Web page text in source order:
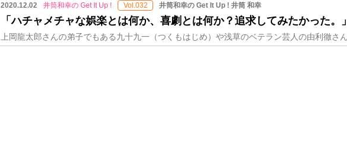
2020.12.02 井筒和幸の Get It Up ! Vol.032 井筒和幸の Get It Up ! 井筒 和幸
「ハチャメチャな娯楽とは何か、喜劇とは何か？追求してみたかった。」